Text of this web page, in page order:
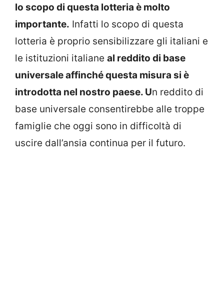
lo scopo di questa lotteria è molto
importante. Infatti lo scopo di questa
lotteria è proprio sensibilizzare gli italiani e
le istituzioni italiane al reddito di base
universale affinché questa misura si è
introdotta nel nostro paese. Un reddito di
base universale consentirebbe alle troppe
famiglie che oggi sono in difficoltà di
uscire dall’ansia continua per il futuro.